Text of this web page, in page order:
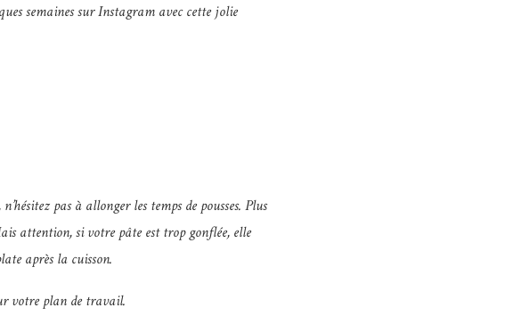
semaines sur Instagram avec cette jolie
pas à allonger les temps de pousses. Plus
attention, si votre pâte est trop gonflée, elle
après la cuisson.
votre plan de travail.